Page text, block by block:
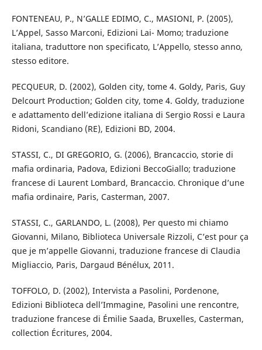
FONTENEAU, P., N’GALLE EDIMO, C., MASIONI, P. (2005),
L’Appel, Sasso Marconi, Edizioni Lai- Momo; traduzione
italiana, traduttore non specificato, L’Appello, stesso anno,
stesso editore.
PECQUEUR, D. (2002), Golden city, tome 4. Goldy, Paris, Guy
Delcourt Production; Golden city, tome 4. Goldy, traduzione
e adattamento dell’edizione italiana di Sergio Rossi e Laura
Ridoni, Scandiano (RE), Edizioni BD, 2004.
STASSI, C., DI GREGORIO, G. (2006), Brancaccio, storie di
mafia ordinaria, Padova, Edizioni BeccoGiallo; traduzione
francese di Laurent Lombard, Brancaccio. Chronique d’une
mafia ordinaire, Paris, Casterman, 2007.
STASSI, C., GARLANDO, L. (2008), Per questo mi chiamo
Giovanni, Milano, Biblioteca Universale Rizzoli, C’est pour ça
que je m’appelle Giovanni, traduzione francese di Claudia
Migliaccio, Paris, Dargaud Bénélux, 2011.
TOFFOLO, D. (2002), Intervista a Pasolini, Pordenone,
Edizioni Biblioteca dell’Immagine, Pasolini une rencontre,
traduzione francese di Émilie Saada, Bruxelles, Casterman,
collection Écritures, 2004.